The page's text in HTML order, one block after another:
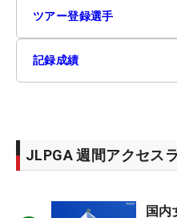
ツアー登録選手
記録成績
JLPGA 週間アクセス
国